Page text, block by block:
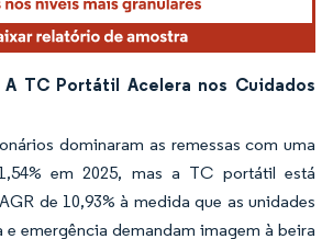
A TC Portátil Acelera nos Cuidados
dominaram as remessas com uma
em 2025, mas a TC portátil está
de 10,93% à medida que as unidades
e emergência demandam imagem à beira